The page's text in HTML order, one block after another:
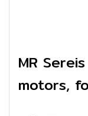
MR
motors,